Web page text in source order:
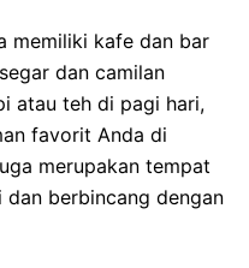
memiliki kafe dan bar
dan camilan
atau teh di pagi hari,
favorit Anda di
merupakan tempat
berbincang dengan